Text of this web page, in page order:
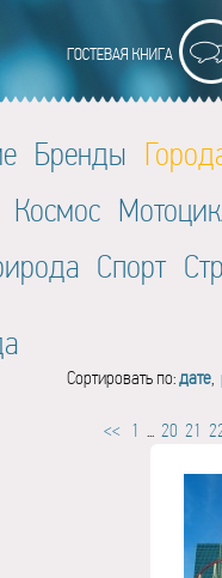
Бренды
Космос
Спорт
Сортировать по:дате,
<< 1 ... 20 21